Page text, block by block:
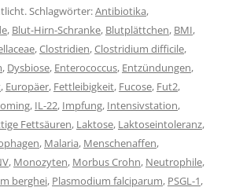
Schlagwörter:Antibiotika,
, Blut-Hirn-Schranke, Blutplättchen, BMI,
,Clostridien,Clostridium difficile,
, Dysbiose, Enterococcus, Entzündungen,
, Europäer, Fettleibigkeit, Fucose, Fut2,
, IL-22, Impfung, Intensivstation,
Fettsäuren, Laktose, Laktoseintoleranz,
, Malaria, Menschenaffen,
, Monozyten, Morbus Crohn, Neutrophile,
berghei, Plasmodium falciparum, PSGL-1,